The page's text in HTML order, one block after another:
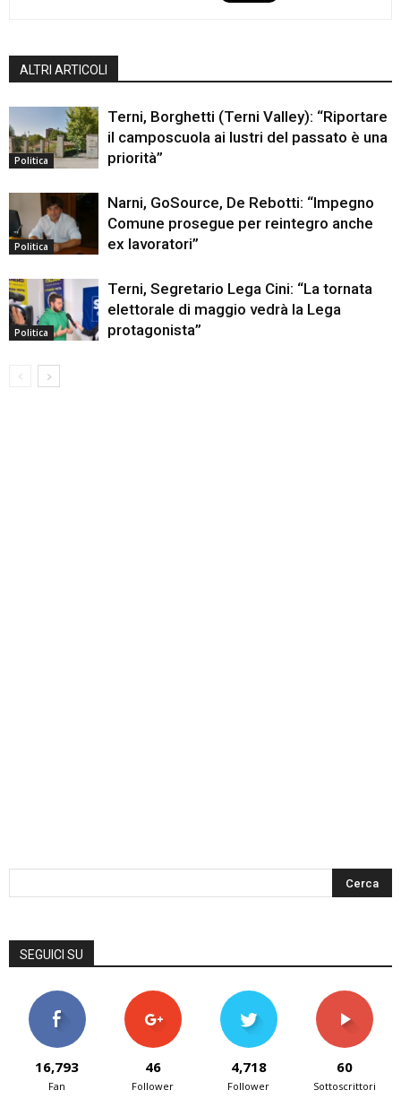
ALTRI ARTICOLI
Politica
Terni, Borghetti (Terni Valley): “Riportare
il camposcuola ai lustri del passato è una
priorità”
Politica
Narni, GoSource, De Rebotti: “Impegno
Comune prosegue per reintegro anche
ex lavoratori”
Politica
Terni, Segretario Lega Cini: “La tornata
elettorale di maggio vedrà la Lega
protagonista”
SEGUICI SU
16,793
Fan
46
Follower
4,718
Follower
60
Sottoscrittori